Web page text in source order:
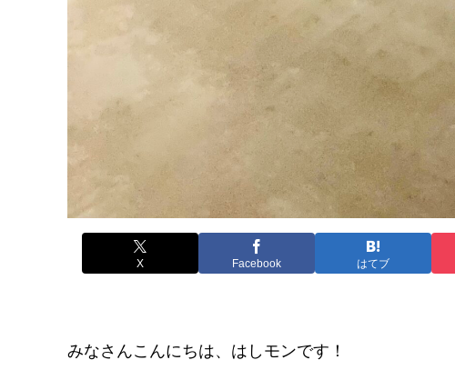
X Facebook はてブ
みなさんこんにちは、はしモンです！